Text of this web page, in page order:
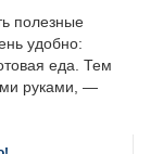
полезные
удобно:
еда. Тем
руками, —